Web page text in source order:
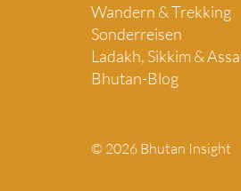
Wandern & Trekking
Sonderreisen
Ladakh, Sikkim &
Bhutan-Blog
© 2026 Bhutan Insight